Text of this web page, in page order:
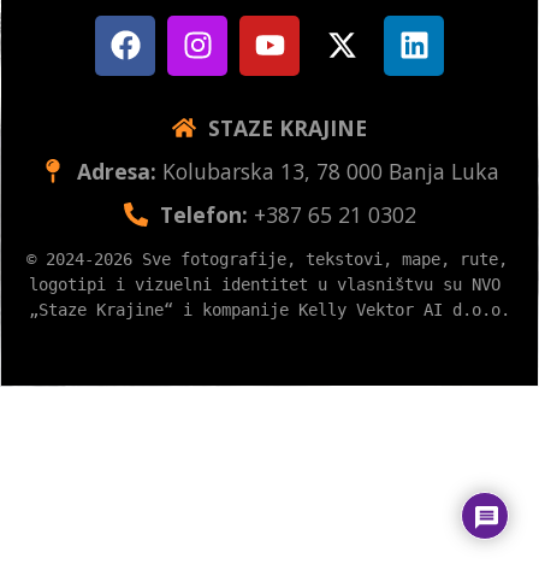
STAZE KRAJINE
Adresa: Kolubarska 13, 78 000 Banja Luka
Telefon: +387 65 21 0302
© 2024-2026 Sve fotografije, tekstovi, mape, rute,
logotipi i vizuelni identitet u vlasništvu su NVO
„Staze Krajine“ i kompanije Kelly Vektor AI d.o.o.